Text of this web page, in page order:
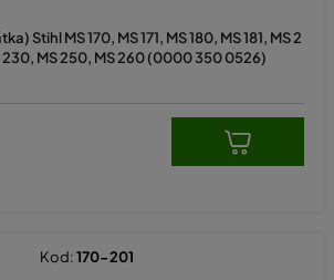
Stihl MS 170, MS 171, MS 180, MS 181, MS 2
230, MS 250, MS 260 (0000 350 0526)
Kod:170-201